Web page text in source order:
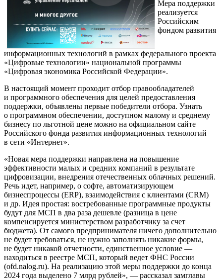
Мера поддержки
реализуется
Российским
фондом развития
информационных технологий в рамках федерального проекта
«Цифровые технологии» национальной программы
«Цифровая экономика Российской Федерации».
В настоящий момент проходит отбор правообладателей
и программного обеспечения для целей предоставления
поддержки, объявлены первые победители отбора. Узнать
о программном обеспечении, доступном малому и среднему
бизнесу по льготной цене можно на официальном сайте
Российского фонда развития информационных технологий
в сети «Интернет».
«Новая мера поддержки направлена на повышение
эффективности малых и средних компаний в результате
цифровизации, внедрения отечественных облачных решений.
Речь идет, например, о софте, автоматизирующем
бизнеспроцессы (ERP), взаимодействия с клиентами (CRM)
и др. Идея простая: востребованные программные продукты
будут для МСП в два раза дешевле (разница в цене
компенсируется министерством разработчику за счет
бюджета). От самого предпринимателя ничего дополнительно
не будет требоваться, не нужно заполнять никакие формы,
не будет никакой отчетности, единственное условие —
находиться в реестре МСП, который ведет ФНС России
(ofd.nalog.ru). На реализацию этой меры поддержки до конца
2024 года выделено 7 млрд рублей», — рассказал замглавы